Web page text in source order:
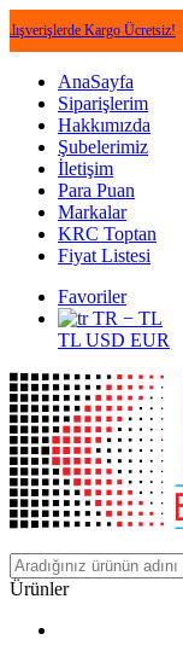
Kargo Ücretsiz! •
AnaSayfa
Siparişlerim
Hakkımızda
Şubelerimiz
İletişim
Para Puan
Markalar
KRC Toptan
Fiyat Listesi
Favoriler
TR − TL
TL USD EUR
Ürünler